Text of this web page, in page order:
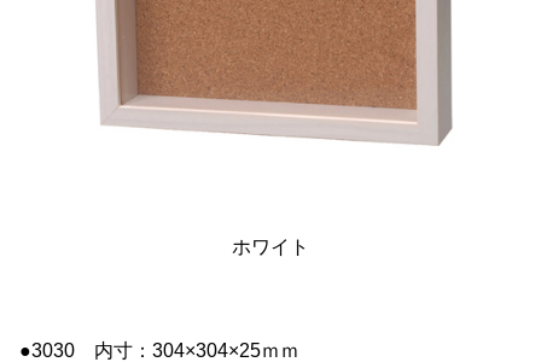
ホワイト
●3030 内寸：304×304×25ｍｍ